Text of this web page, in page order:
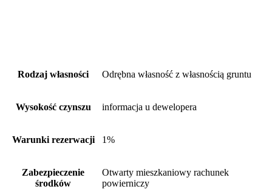
Rodzaj własności Odrębna własność z własnością gruntu
Wysokość czynszu informacja u dewelopera
Warunki rezerwacji 1%
Zabezpieczenie
środków
Otwarty mieszkaniowy rachunek
powierniczy